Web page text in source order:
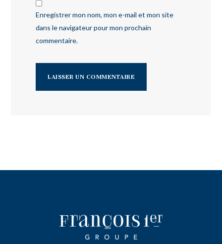
Enregistrer mon nom, mon e-mail et mon site
dans le navigateur pour mon prochain
commentaire.